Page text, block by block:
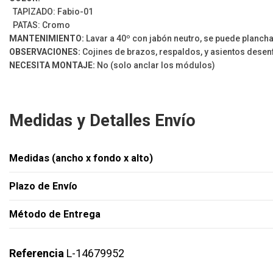
TAPIZADO: Fabio-01
PATAS: Cromo
MANTENIMIENTO: Lavar a 40º con jabón neutro, se puede
OBSERVACIONES: Cojines de brazos, respaldos, y asientos
NECESITA MONTAJE: No (solo anclar los módulos)
Medidas y Detalles Envío
Medidas (ancho x fondo x alto)
Plazo de Envío
Método de Entrega
Referencia L-14679952